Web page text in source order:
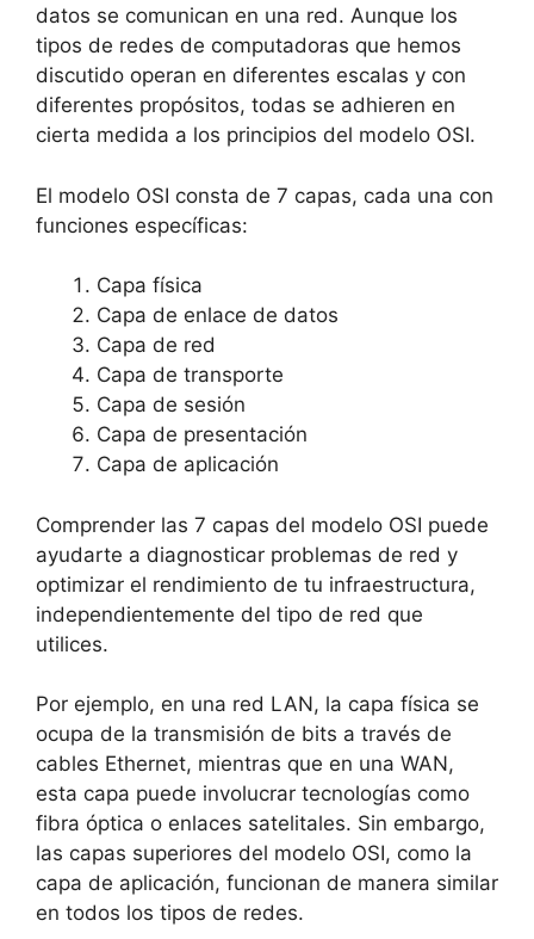
datos se comunican en una red. Aunque los
tipos de redes de computadoras que hemos
discutido operan en diferentes escalas y con
diferentes propósitos, todas se adhieren en
cierta medida a los principios del modelo OSI.
El modelo OSI consta de 7 capas, cada una con
funciones específicas:
Capa física
Capa de enlace de datos
Capa de red
Capa de transporte
Capa de sesión
Capa de presentación
Capa de aplicación
Comprender las 7 capas del modelo OSI puede
ayudarte a diagnosticar problemas de red y
optimizar el rendimiento de tu infraestructura,
independientemente del tipo de red que
utilices.
Por ejemplo, en una red LAN, la capa física se
ocupa de la transmisión de bits a través de
cables Ethernet, mientras que en una WAN,
esta capa puede involucrar tecnologías como
fibra óptica o enlaces satelitales. Sin embargo,
las capas superiores del modelo OSI, como la
capa de aplicación, funcionan de manera similar
en todos los tipos de redes.